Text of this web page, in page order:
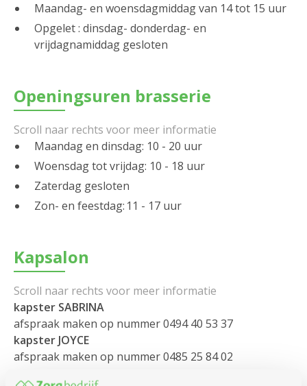
Maandag- en woensdagmiddag van 14 tot 15 uur
Opgelet : dinsdag- donderdag- en
vrijdagnamiddag gesloten
Openingsuren brasserie
Maandag en dinsdag: 10 - 20 uur
Woensdag tot vrijdag: 10 - 18 uur
Zaterdag gesloten
Zon- en feestdag: 11 - 17 uur
Kapsalon
kapster SABRINA
afspraak maken op nummer 0494 40 53 37
kapster JOYCE
afspraak maken op nummer 0485 25 84 02